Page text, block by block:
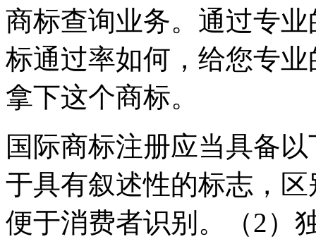
商标查询业务。通过专
标通过率如何，给您专
拿下这个商标。
国际商标注册应当具备
于具有叙述性的标志，
便于消费者识别。（2）